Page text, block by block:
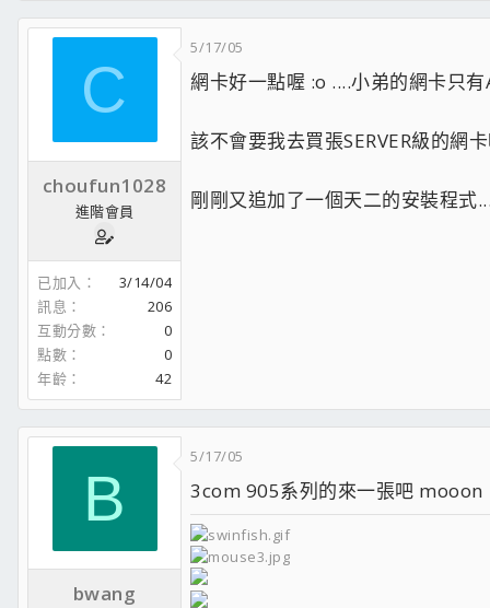
C
choufun1028
進階會員
已加入
3/14/04
訊息
206
互動分數
0
點數
0
年齡
42
5/17/05
網卡好一點喔 :o ....小弟的網卡只
該不會要我去買張SERVER級的網
剛剛又追加了一個天二的安裝程
B
bwang
5/17/05
3com 905系列的來一張吧 mooon